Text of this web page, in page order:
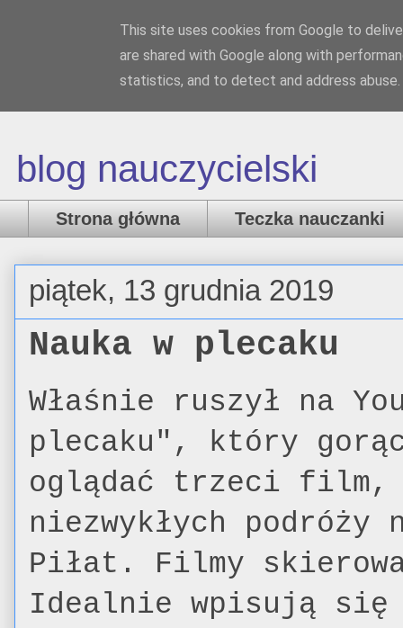
Nauczanka
blog nauczycielski
Strona główna Teczka nauczanki
piątek, 13 grudnia 2019
Nauka w plecaku
Właśnie ruszył na
plecaku", który
oglądać trzeci film,
niezwykłych
Piłat. Filmy
Idealnie wpisują się
This site uses cookies from Google to
are shared with Google along with
statistics, and to detect and address abuse.